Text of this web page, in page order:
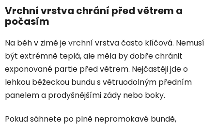
Vrchní vrstva chrání před větrem a
počasím
Na běh v zimě je vrchní vrstva často klíčová. Nemusí
být extrémně teplá, ale měla by dobře chránit
exponované partie před větrem. Nejčastěji jde o
lehkou běžeckou bundu s větruodolným předním
panelem a prodyšnějšími zády nebo boky.
Pokud sáhnete po plně nepromokavé bundě,